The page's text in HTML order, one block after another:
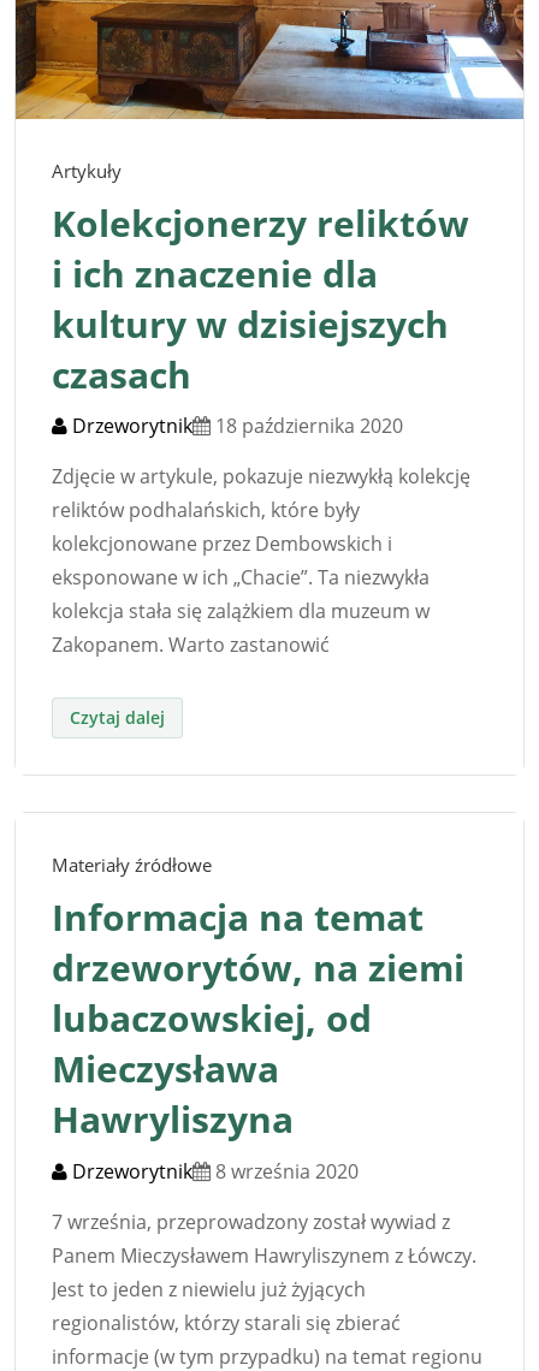
Artykuły
Kolekcjonerzy reliktów
i ich znaczenie dla
kultury w dzisiejszych
czasach
Drzeworytnik
18 października 2020
Zdjęcie w artykule, pokazuje niezwykłą kolekcję
reliktów podhalańskich, które były
kolekcjonowane przez Dembowskich i
eksponowane w ich „Chacie”. Ta niezwykła
kolekcja stała się zalążkiem dla muzeum w
Zakopanem. Warto zastanowić
Materiały źródłowe
Informacja na temat
drzeworytów, na ziemi
lubaczowskiej, od
Mieczysława
Hawryliszyna
Drzeworytnik
8 września 2020
7 września, przeprowadzony został wywiad z
Panem Mieczysławem Hawryliszynem z Łówczy.
Jest to jeden z niewielu już żyjących
regionalistów, którzy starali się zbierać
informacje (w tym przypadku) na temat regionu